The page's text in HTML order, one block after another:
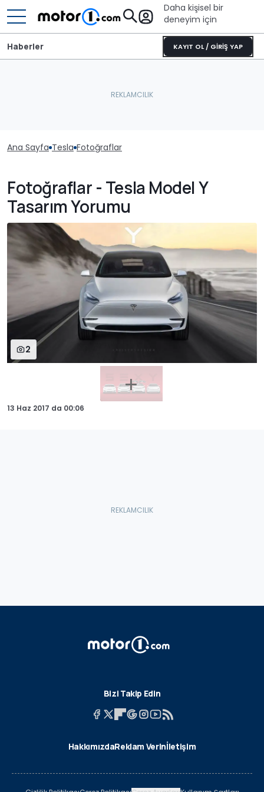
Daha kişisel bir
deneyim için
KAYIT OL / GİRİŞ YAP
Haberler
Ana Sayfa Tesla Fotoğraflar
Fotoğraflar - Tesla Model Y
Tasarım Yorumu
2
13 Haz 2017 da 00:06
Bizi Takip Edin
HakkımızdaReklam Verinİletişim